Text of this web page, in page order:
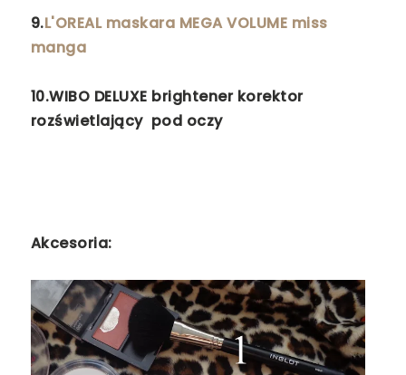
9.L'OREAL maskara MEGA VOLUME miss
manga
10.WIBO DELUXE brightener korektor
rozświetlający pod oczy
Akcesoria: